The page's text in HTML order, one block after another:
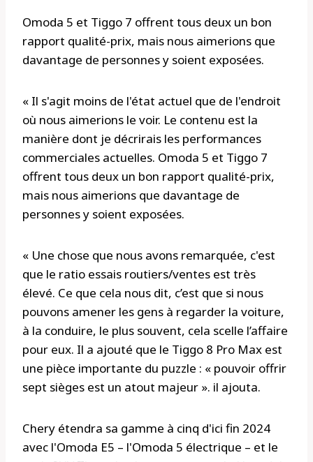
Omoda 5 et Tiggo 7 offrent tous deux un bon
rapport qualité-prix, mais nous aimerions que
davantage de personnes y soient exposées.
« Il s'agit moins de l'état actuel que de l'endroit
où nous aimerions le voir. Le contenu est la
manière dont je décrirais les performances
commerciales actuelles. Omoda 5 et Tiggo 7
offrent tous deux un bon rapport qualité-prix,
mais nous aimerions que davantage de
personnes y soient exposées.
« Une chose que nous avons remarquée, c'est
que le ratio essais routiers/ventes est très
élevé. Ce que cela nous dit, c’est que si nous
pouvons amener les gens à regarder la voiture,
à la conduire, le plus souvent, cela scelle l’affaire
pour eux. Il a ajouté que le Tiggo 8 Pro Max est
une pièce importante du puzzle : « pouvoir offrir
sept sièges est un atout majeur ». il ajouta.
Chery étendra sa gamme à cinq d'ici fin 2024
avec l'Omoda E5 – l'Omoda 5 électrique – et le